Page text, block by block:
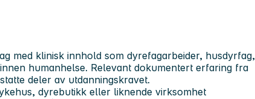
med klinisk innhold som dyrefagarbeider, husdyrfag,
humanhelse. Relevant dokumentert erfaring fra
deler av utdanningskravet.
dyrebutikk eller liknende virksomhet